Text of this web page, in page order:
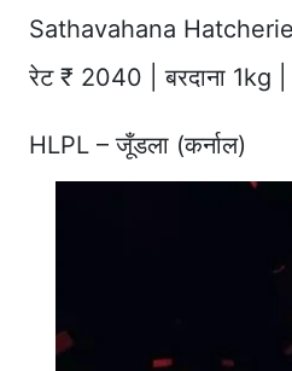
Sathavahana
रेट ₹ 2040 | बरदाना 1kg |
HLPL – जूँडला (कर्नाल)